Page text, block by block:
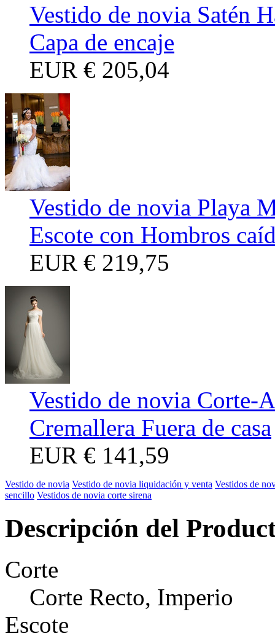
Vestido de novia Satén
Capa de encaje
EUR € 205,04
Vestido de novia Playa
Escote con Hombros
EUR € 219,75
Vestido de novia Corte-
Cremallera Fuera de casa
EUR € 141,59
Vestido de novia Vestido de novia liquidación y venta Vestidos de
sencillo Vestidos de novia corte sirena
Descripción del
Corte
Corte Recto, Imperio
Escote